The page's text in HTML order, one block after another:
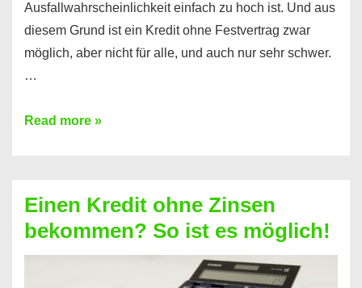
Ausfallwahrscheinlichkeit einfach zu hoch ist. Und aus
diesem Grund ist ein Kredit ohne Festvertrag zwar
möglich, aber nicht für alle, und auch nur sehr schwer.
…
Ist
Festvertrag
für
jeden
Read more »
Einen Kredit ohne Zinsen
bekommen? So ist es möglich!